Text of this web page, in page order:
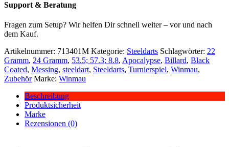
Support & Beratung
Fragen zum Setup? Wir helfen Dir schnell weiter – vor und nach
dem Kauf.
Artikelnummer: 713401M Kategorie: Steeldarts Schlagwörter: 22
Gramm, 24 Gramm, 53.5; 57.3; 8.8, Apocalypse, Billard, Black
Coated, Messing, steeldart, Steeldarts, Turnierspiel, Winmau,
Zubehör Marke: Winmau
Beschreibung
Produktsicherheit
Marke
Rezensionen (0)